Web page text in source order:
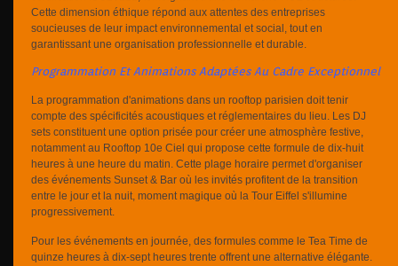
Cette dimension éthique répond aux attentes des entreprises
soucieuses de leur impact environnemental et social, tout en
garantissant une organisation professionnelle et durable.
Programmation Et Animations Adaptées Au Cadre Exceptionnel
La programmation d'animations dans un rooftop parisien doit tenir
compte des spécificités acoustiques et réglementaires du lieu. Les DJ
sets constituent une option prisée pour créer une atmosphère festive,
notamment au Rooftop 10e Ciel qui propose cette formule de dix-huit
heures à une heure du matin. Cette plage horaire permet d'organiser
des événements Sunset & Bar où les invités profitent de la transition
entre le jour et la nuit, moment magique où la Tour Eiffel s'illumine
progressivement.
Pour les événements en journée, des formules comme le Tea Time de
quinze heures à dix-sept heures trente offrent une alternative élégante.